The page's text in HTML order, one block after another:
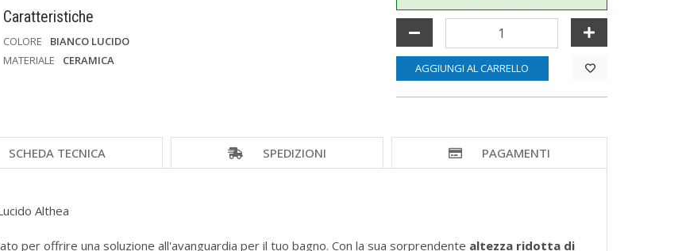
Caratteristiche
COLORE
BIANCO LUCIDO
MATERIALE
CERAMICA
AGGIUNGI AL CARRELLO
SCHEDA TECNICA SPEDIZIONI PAGAMENTI
Althea
per offrire una soluzione all'avanguardia per il tuo bagno. Con la sua sorprendente altezza ridotta di